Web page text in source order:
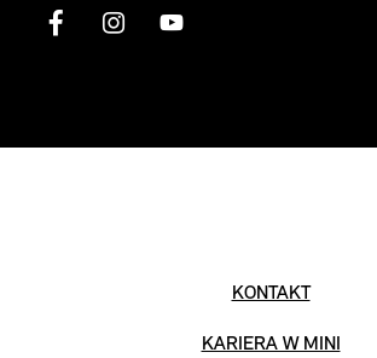
KONTAKT
KARIERA W MINI